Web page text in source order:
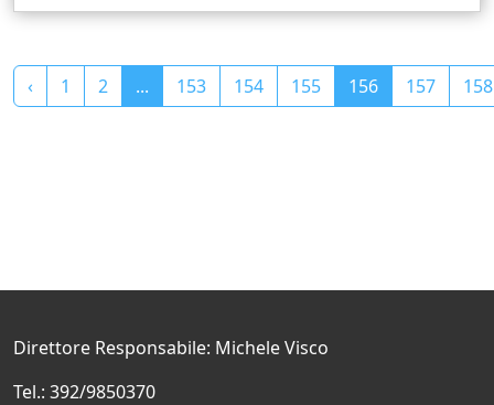
‹ 1 2 ... 153 154 155 156 157 158
Direttore Responsabile: Michele Visco
Tel.: 392/9850370